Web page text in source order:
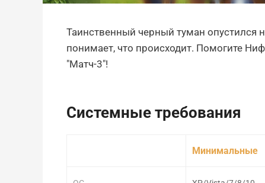
Таинственный черный туман
понимает, что происходит. Помогите
"Матч-3"!
Системные требования
Минимальные